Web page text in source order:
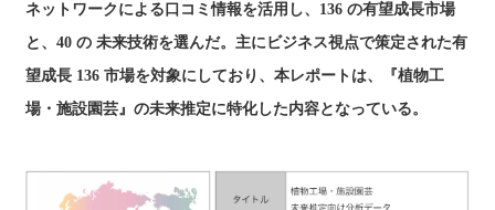
ネットワークによる口コミ情報を活用し、136 の有望成長市場
と、40 の 未来技術を選んだ。主にビジネス視点で策定された有
望成長 136 市場を対象にしており、本レポートは、『植物工
場・施設園芸』の未来推定に特化した内容となっている。